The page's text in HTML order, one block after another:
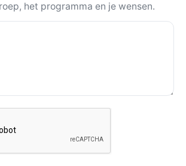
het programma en je wensen.